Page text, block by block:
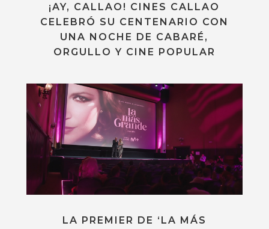
¡AY, CALLAO! CINES CALLAO
CELEBRÓ SU CENTENARIO CON
UNA NOCHE DE CABARÉ,
ORGULLO Y CINE POPULAR
LA PREMIER DE ‘LA MÁS